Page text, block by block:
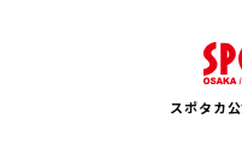
スポタカ